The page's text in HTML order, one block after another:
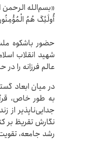
«بسم‌الله الرحمن
أُولَٰئِکَ هُمُ
حضور باشکوه
شهید انقلاب
عالم فرزانه را
در میان ابعاد
به طور خاص،
جدایی‌ناپذیر از
نگارش تقریظ بر
رشد جامعه،